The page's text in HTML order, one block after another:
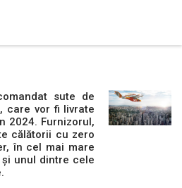
sute de
care vor fi livrate
2024. Furnizorul,
călătorii cu zero
în cel mai mare
unul dintre cele